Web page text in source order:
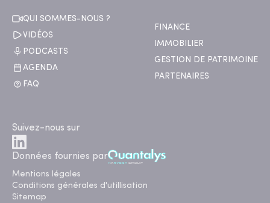
QUI SOMMES-NOUS ?
VIDÉOS
PODCASTS
AGENDA
FAQ
FINANCE
IMMOBILIER
GESTION DE PATRIMOINE
PARTENAIRES
Suivez-nous sur
Données fournies par
Mentions légales
Conditions générales d'utillisation
Sitemap